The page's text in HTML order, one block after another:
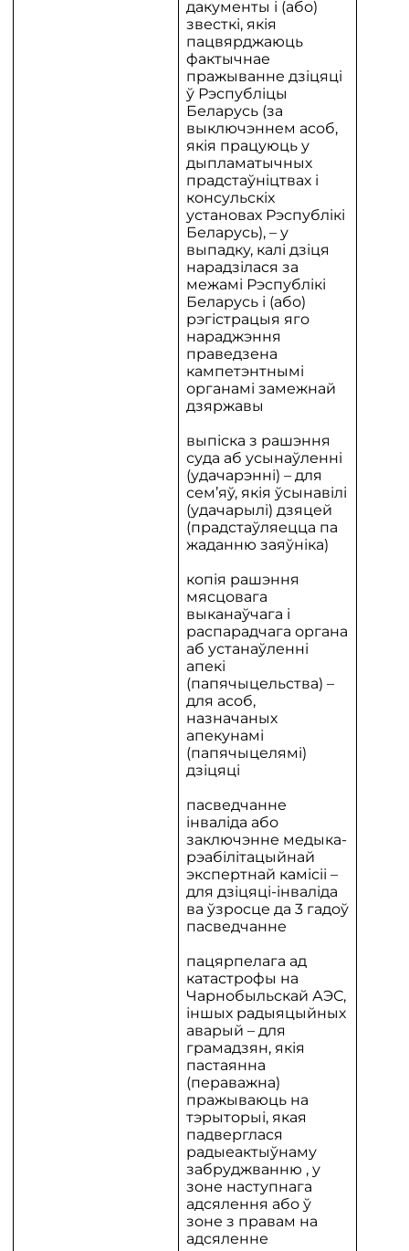
дакументы і (або)
звесткі, якія
пацвярджаюць
фактычнае
пражыванне дзіцяці
ў Рэспубліцы
Беларусь (за
выключэннем асоб,
якія працуюць у
дыпламатычных
прадстаўніцтвах і
консульскіх
установах Рэспублікі
Беларусь), – у
выпадку, калі дзіця
нарадзілася за
межамі Рэспублікі
Беларусь і (або)
рэгістрацыя яго
нараджэння
праведзена
кампетэнтнымі
органамі замежнай
дзяржавы
выпіска з рашэння
суда аб усынаўленні
(удачарэнні) – для
сем’яў, якія ўсынавілі
(удачарылі) дзяцей
(прадстаўляецца па
жаданню заяўніка)
копія рашэння
мясцовага
выканаўчага і
распарадчага органа
аб устанаўленні
апекі
(папячыцельства) –
для асоб,
назначаных
апекунамі
(папячыцелямі)
дзіцяці
пасведчанне
інваліда або
заключэнне медыка-
рэабілітацыйнай
экспертнай камісіі –
для дзіцяці-інваліда
ва ўзросце да 3 гадоў
пасведчанне
пацярпелага ад
катастрофы на
Чарнобыльскай АЭС,
іншых радыяцыйных
аварый – для
грамадзян, якія
пастаянна
(пераважна)
пражываюць на
тэрыторыі, якая
падверглася
радыеактыўнаму
забруджванню , у
зоне наступнага
адсялення або ў
зоне з правам на
адсяленне